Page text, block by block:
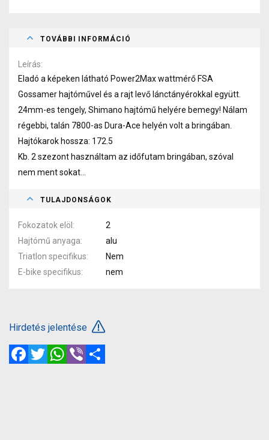
TOVÁBBI INFORMÁCIÓ
Leírás
Eladó a képeken látható Power2Max wattmérő FSA
Gossamer hajtóművel és a rajt levő lánctányérokkal együtt.
24mm-es tengely, Shimano hajtómű helyére bemegy! Nálam
régebbi, talán 7800-as Dura-Ace helyén volt a bringában.
Hajtókarok hossza: 172.5
Kb. 2 szezont használtam az időfutam bringában, szóval
nem ment sokat...
TULAJDONSÁGOK
Fokozatok elöl
2
Hajtómű anyaga
alu
Triatlon specifikus
Nem
E-bike specifikus
nem
Hirdetés jelentése
FacebookTwitterWhatsApp
Viber